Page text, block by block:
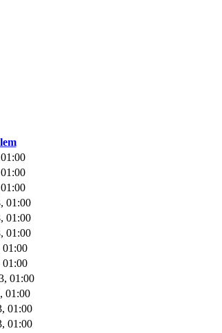
01:00
01:00
01:00
01:00
01:00
01:00
01:00
01:00